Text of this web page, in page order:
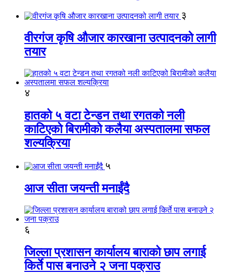
३
वीरगंज कृषि औजार कारखाना उत्पादनको लागी
तयार
४
हातको ५ वटा टेन्डन तथा रगतको नली
काटिएको बिरामीको कलैया अस्पतालमा सफल
शल्यक्रिया
५
आज सीता जयन्ती मनाईंदै
६
जिल्ला प्रशासन कार्यालय बाराको छाप लगाई
किर्ते पास बनाउने २ जना पक्राउ